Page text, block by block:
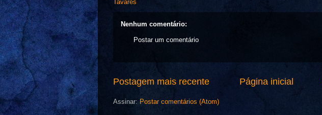
Tavares
Nenhum comentário:
Postar um comentário
Postagem mais recente Página inicial
Assinar: Postar comentários (Atom)